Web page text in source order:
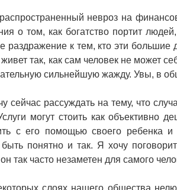
невроз на
о том, как богатство портит
раздражение к тем, кто эти большие
так, как сам человек не может
сильнейшую жажду. Увы, в
сейчас рассуждать на тему, что
могут стоить как объективно
с его помощью своего ребенка
понятно и так. Я хочу
так часто незаметен для самого
слоях нашего общества